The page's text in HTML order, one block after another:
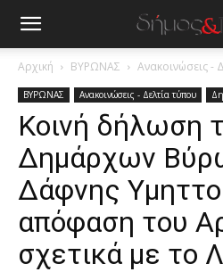
Αρχική ΒΥΡΩΝΑΣ Ανακοινώσεις -
ΒΥΡΩΝΑΣ Ανακοινώσεις - Δελτία τύπου
Κοινή δήλωση
Δημάρχων
Δάφνης
απόφαση του
σχετικά με το